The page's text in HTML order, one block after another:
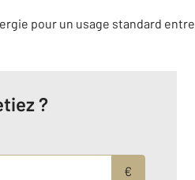
pour un usage standard
?
€